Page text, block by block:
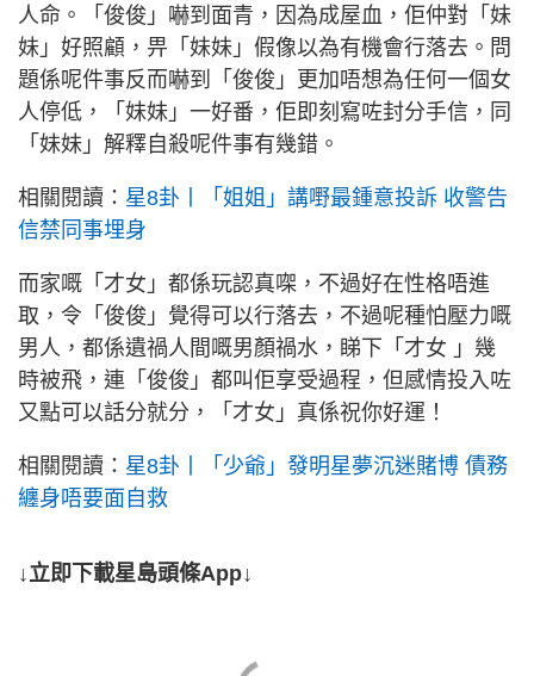
人命。「俊俊」嚇到面青，因為成屋血，佢仲對「妹
妹」好照顧，畀「妹妹」假像以為有機會行落去。問
題係呢件事反而嚇到「俊俊」更加唔想為任何一個女
人停低，「妹妹」一好番，佢即刻寫咗封分手信，同
「妹妹」解釋自殺呢件事有幾錯。
相關閱讀： 星8卦丨「姐姐」講嘢最鍾意投訴 收警告
信禁同事埋身
而家嘅「才女」都係玩認真㗎，不過好在性格唔進
取，令「俊俊」覺得可以行落去，不過呢種怕壓力嘅
男人，都係遺禍人間嘅男顏禍水，睇下「才女 」幾
時被飛，連「俊俊」都叫佢享受過程，但感情投入咗
又點可以話分就分，「才女」真係祝你好運！
相關閱讀： 星8卦丨「少爺」發明星夢沉迷賭博 債務
纏身唔要面自救
↓立即下載星島頭條App↓